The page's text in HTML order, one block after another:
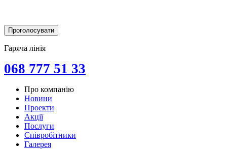
Гаряча лінія
068 777 51 33
Про компанію
Новини
Проекти
Акції
Послуги
Співробітники
Галерея